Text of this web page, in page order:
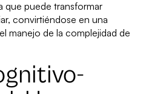
que puede transformar
convirtiéndose en una
manejo de la complejidad de